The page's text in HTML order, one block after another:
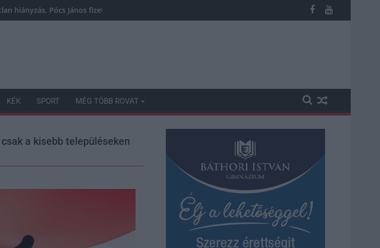
hiányzás, Pócs János fizetéslevonást kapott, más fideszesek még kevesebbet vittek haza
KÉK SPORT MÉG TÖBB ROVAT
a kisebb településeken